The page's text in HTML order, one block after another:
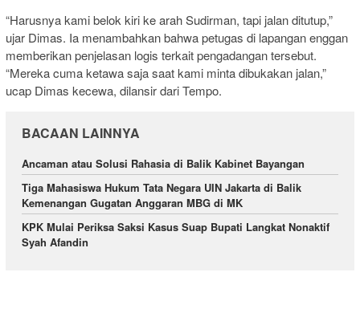
“Harusnya kami belok kiri ke arah Sudirman, tapi jalan ditutup,”
ujar Dimas. Ia menambahkan bahwa petugas di lapangan enggan
memberikan penjelasan logis terkait pengadangan tersebut.
“Mereka cuma ketawa saja saat kami minta dibukakan jalan,”
ucap Dimas kecewa, dilansir dari Tempo.
BACAAN LAINNYA
Ancaman atau Solusi Rahasia di Balik Kabinet Bayangan
Tiga Mahasiswa Hukum Tata Negara UIN Jakarta di Balik
Kemenangan Gugatan Anggaran MBG di MK
KPK Mulai Periksa Saksi Kasus Suap Bupati Langkat Nonaktif
Syah Afandin